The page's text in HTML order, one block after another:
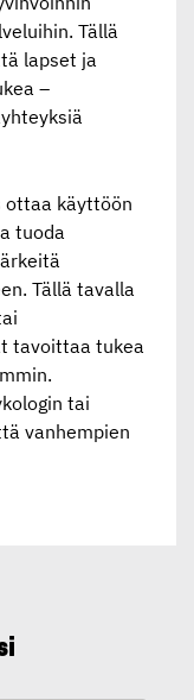
Tällä
lapset ja
–
ottaa käyttöön
tuoda
Tällä tavalla
tavoittaa tukea
tai
vanhempien